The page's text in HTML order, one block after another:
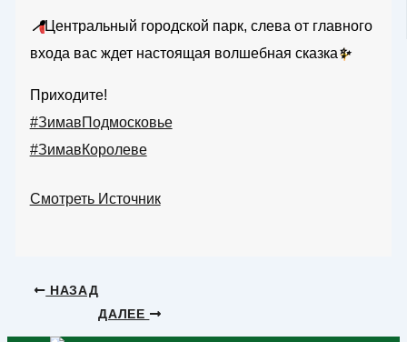
📍Центральный городской парк, слева от главного
входа вас ждет настоящая волшебная сказка✨
Приходите!
#ЗимавПодмосковье
#ЗимавКоролеве
Смотреть Источник
НАЗАД
ДАЛЕЕ